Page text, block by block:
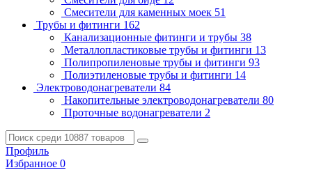
Смесители для каменных моек 51
Трубы и фитинги 162
Канализационные фитинги и трубы 38
Металлопластиковые трубы и фитинги 13
Полипропиленовые трубы и фитинги 93
Полиэтиленовые трубы и фитинги 14
Электроводонагреватели 84
Накопительные электроводонагреватели 80
Проточные водонагреватели 2
Профиль
Избранное 0